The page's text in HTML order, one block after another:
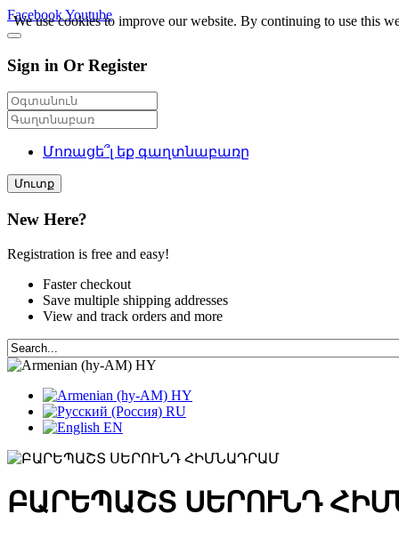
FacebookYoutube
Sign in Or Register
Մոռացե՞լ եք գաղտնաբառը
Մուտք
New Here?
Registration is free and easy!
Faster checkout
Save multiple shipping addresses
View and track orders and more
HY
HY
RU
EN
ԲԱՐԵՊԱՇՏ ՍԵՐՈՒՆԴ
We use cookies to improve our website. By continuing to use this